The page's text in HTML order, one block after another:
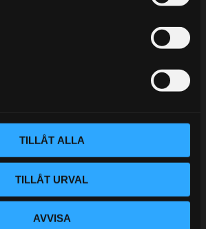
TILLÅT ALLA
TILLÅT URVAL
AVVISA